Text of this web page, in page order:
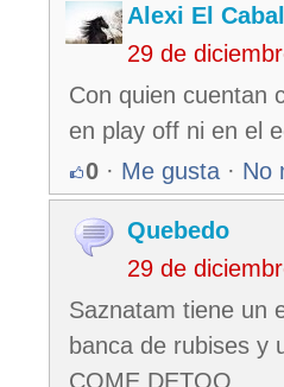
Alexi El
29 de
Con quien cuentan
en play off ni en el
0 · Me gusta · No
Quebedo
29 de
Saznatam tiene un
banca de rubises y
COME DETOO